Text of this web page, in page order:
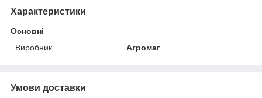
Характеристики
Основні
Виробник
Агромаг
Умови доставки